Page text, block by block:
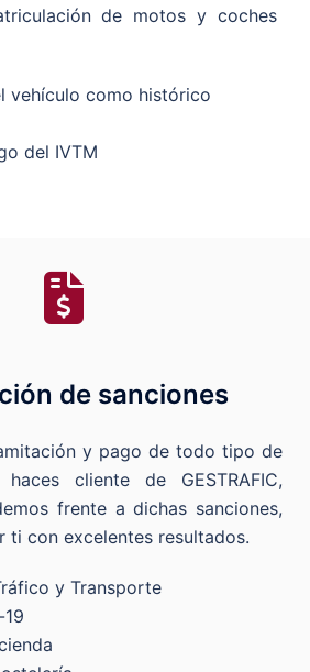
de motos y coches
vehículo como histórico
del IVTM
de sanciones
y pago de todo tipo de
cliente de GESTRAFIC,
frente a dichas sanciones,
ti con excelentes resultados.
y Transporte